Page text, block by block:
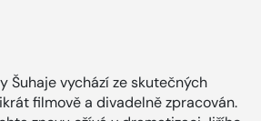
Šuhaje vychází ze skutečných
filmově a divadelně zpracován.